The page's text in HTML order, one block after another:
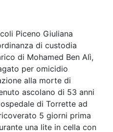
Piceno Giuliana
di custodia
di Mohamed Ben Alì,
per omicidio
alla morte di
ascolano di 53 anni
di Torrette ad
5 giorni prima
una lite in cella con